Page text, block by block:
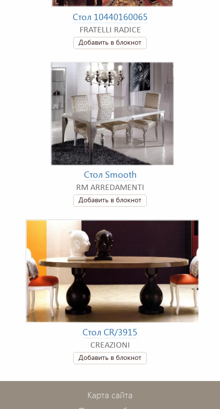
Стол 10440160065
FRATELLI RADICE
Добавить в блокнот
Стол Smooth
RM ARREDAMENTI
Добавить в блокнот
Стол CR/3915
CREAZIONI
Добавить в блокнот
Карта сайта